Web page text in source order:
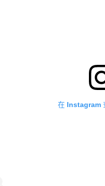
在 Instagram